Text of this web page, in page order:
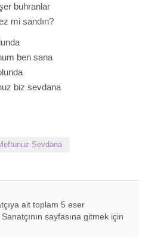
buhranlar
mi sandın?
ben sana
biz sevdana
Sevdana
ait toplam 5 eser
sayfasına gitmek için